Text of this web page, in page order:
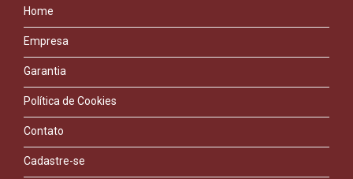
Home
Empresa
Garantia
Política de Cookies
Contato
Cadastre-se